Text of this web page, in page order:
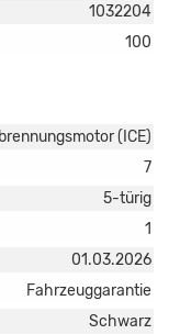
1032204
100
(ICE)
7
5-türig
1
01.03.2026
Fahrzeuggarantie
Schwarz